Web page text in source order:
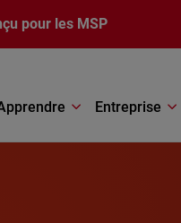
pour les MSP
Entreprise